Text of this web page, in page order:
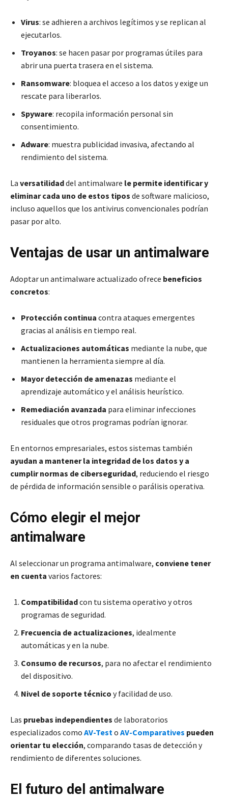
Virus: se adhieren a archivos legítimos y se replican al
ejecutarlos.
Troyanos: se hacen pasar por programas útiles para
abrir una puerta trasera en el sistema.
Ransomware: bloquea el acceso a los datos y exige un
rescate para liberarlos.
Spyware: recopila información personal sin
consentimiento.
Adware: muestra publicidad invasiva, afectando al
rendimiento del sistema.
La versatilidaddel antimalware le permite identificar y
eliminar cada uno de estos tipos de software malicioso,
incluso aquellos que los antivirus convencionales podrían
pasar por alto.
Ventajas de usar un antimalware
Adoptar un antimalware actualizado ofrece beneficios
concretos:
Protección continua contra ataques emergentes
gracias al análisis en tiempo real.
Actualizaciones automáticas mediante la nube, que
mantienen la herramienta siempre al día.
Mayor detección de amenazas mediante el
aprendizaje automático y el análisis heurístico.
Remediación avanzada para eliminar infecciones
residuales que otros programas podrían ignorar.
En entornos empresariales, estos sistemas también
ayudan a mantener la integridad de los datos y a
cumplir normas de ciberseguridad, reduciendo el riesgo
de pérdida de información sensible o parálisis operativa.
Cómo elegir el mejor
antimalware
Al seleccionar un programa antimalware, conviene tener
en cuenta varios factores:
Compatibilidadcon tu sistema operativo y otros
programas de seguridad.
Frecuencia de actualizaciones, idealmente
automáticas y en la nube.
Consumo de recursos, para no afectar el rendimiento
del dispositivo.
Nivel de soporte técnico y facilidad de uso.
Las pruebas independientes de laboratorios
especializados como AV-Test o AV-Comparatives pueden
orientar tu elección, comparando tasas de detección y
rendimiento de diferentes soluciones.
El futuro del antimalware